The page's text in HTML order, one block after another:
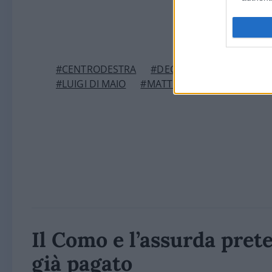
#CENTRODESTRA #DECRETO
#LUIGI DI MAIO
#MATTEO SALVINI
Il Como e l’assurda
già pagato